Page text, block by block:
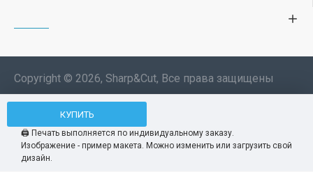
КУПИТЬ
🖨️ Печать выполняется по индивидуальному заказу.
Изображение - пример макета. Можно изменить или загрузить свой
дизайн.
Copyright © 2026, Sharp&Cut, Все права защищены
Типография. 🖨️ Печать всех
изделий по индивидуальному
заказу. Изображения —
демонстрационные макеты.
Мы используем файлы cookie, чтобы вам
было удобнее пользоваться нашим сайтом.
Продолжая использование сайта, вы
соглашаетесь c использованием нами
Принять